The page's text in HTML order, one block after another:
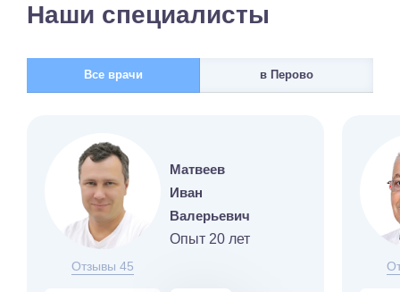
Наши специалисты
Все врачи в Перово
Отзывы 45
Матвеев
Иван
Валерьевич
Опыт 20 лет